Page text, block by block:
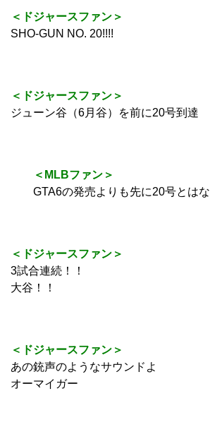
＜ドジャースファン＞
SHO-GUN NO. 20!!!!
＜ドジャースファン＞
ジューン谷（6月谷）を前に20号到達
＜MLBファン＞
GTA6の発売よりも先に20号とはな
＜ドジャースファン＞
3試合連続！！
大谷！！
＜ドジャースファン＞
あの銃声のようなサウンドよ
オーマイガー